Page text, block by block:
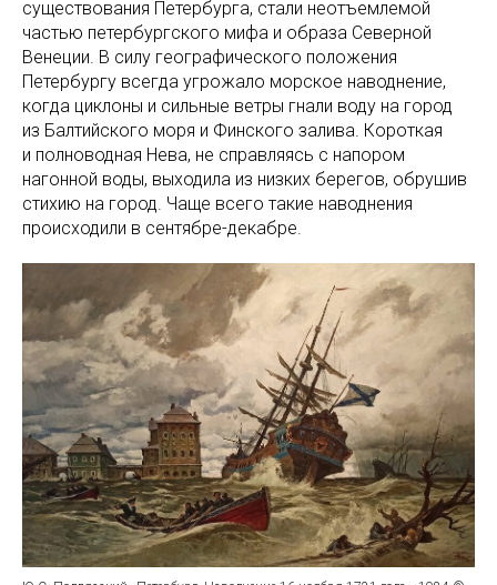
существования Петербурга, стали неотъемлемой
частью петербургского мифа и образа Северной
Венеции. В силу географического положения
Петербургу всегда угрожало морское наводнение,
когда циклоны и сильные ветры гнали воду на город
из Балтийского моря и Финского залива. Короткая
и полноводная Нева, не справляясь с напором
нагонной воды, выходила из низких берегов, обрушив
стихию на город. Чаще всего такие наводнения
происходили в сентябре-декабре.